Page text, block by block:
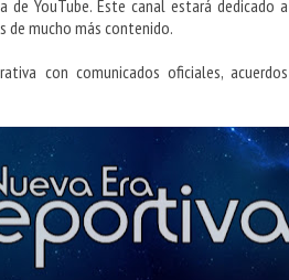
YouTube. Este canal estará dedicado a
de mucho más contenido.
con comunicados oficiales, acuerdos